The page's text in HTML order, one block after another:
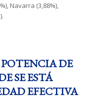
Navarra (3,88%),
DE
SE ESTÁ
EFECTIVA